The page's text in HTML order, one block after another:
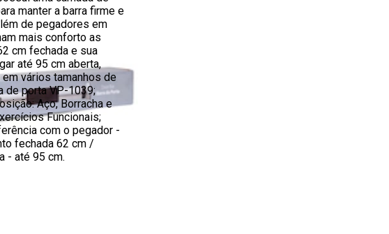
manter a barra firme e
de pegadores em
mais conforto as
cm fechada e sua
até 95 cm aberta,
vários tamanhos de
de porta VP-1039;
Aço, Borracha e
Funcionais;
com o pegador -
fechada 62 cm /
- até 95 cm.